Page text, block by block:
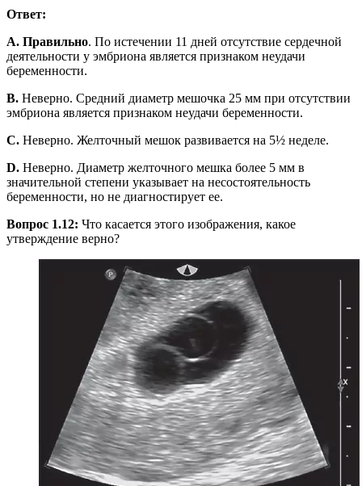
Ответ:
A. Правильно. По истечении 11 дней отсутствие сердечной
деятельности у эмбриона является признаком неудачи
беременности.
B. Неверно. Средний диаметр мешочка 25 мм при отсутствии
эмбриона является признаком неудачи беременности.
C. Неверно. Желточный мешок развивается на 5½ неделе.
D. Неверно. Диаметр желточного мешка более 5 мм в
значительной степени указывает на несостоятельность
беременности, но не диагностирует ее.
Вопрос 1.12: Что касается этого изображения, какое
утверждение верно?